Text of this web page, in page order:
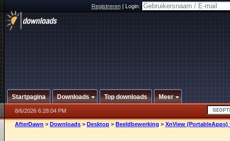
Registreren|Login:
Startpagina Downloads Top downloads Meer
8/6/2026 6:28:04 PM
AfterDawn > Downloads > Desktop > Beeldbewerking > XnView (PortableApps)